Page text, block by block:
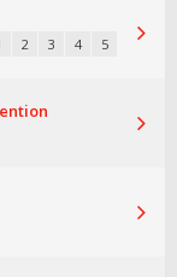
2 3 4 5